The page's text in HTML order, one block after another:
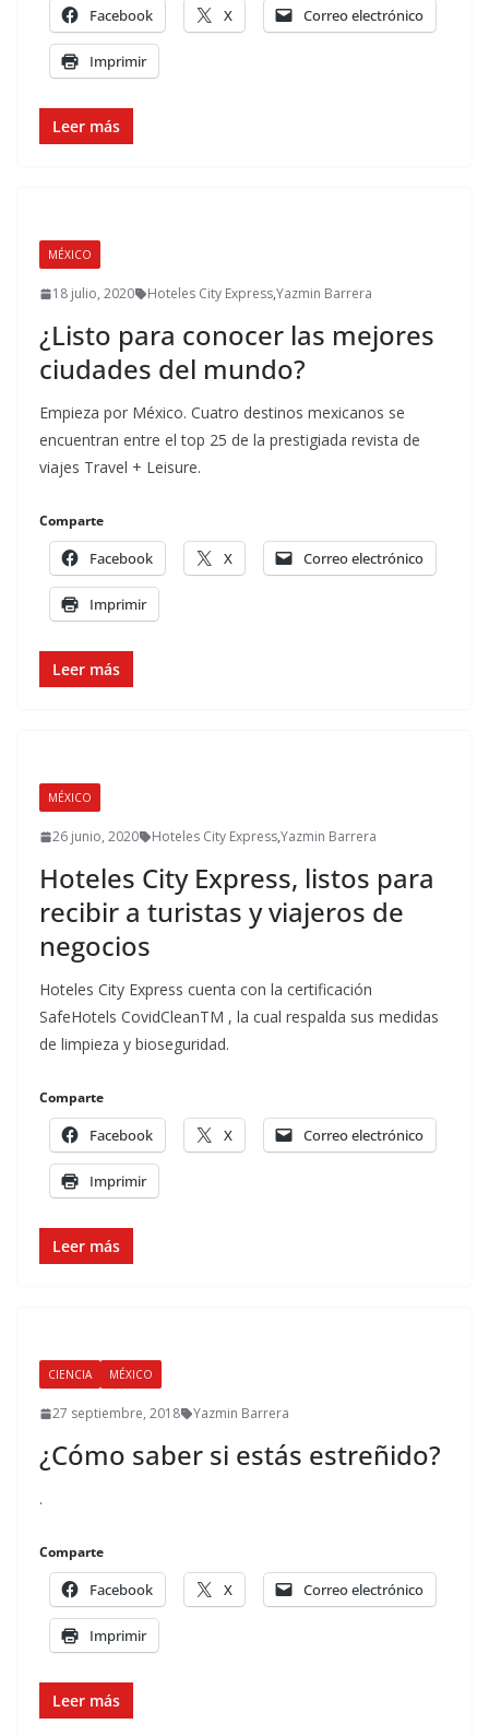
Facebook X Correo electrónico
Imprimir
Leer más
MÉXICO
18 julio, 2020 Hoteles City Express,Yazmin Barrera
¿Listo para conocer las mejores
ciudades del mundo?
Empieza por México. Cuatro destinos mexicanos se
encuentran entre el top 25 de la prestigiada revista de
viajes Travel + Leisure.
Comparte
Facebook X Correo electrónico
Imprimir
Leer más
MÉXICO
26 junio, 2020 Hoteles City Express,Yazmin Barrera
Hoteles City Express, listos para
recibir a turistas y viajeros de
negocios
Hoteles City Express cuenta con la certificación
SafeHotels CovidCleanTM , la cual respalda sus medidas
de limpieza y bioseguridad.
Comparte
Facebook X Correo electrónico
Imprimir
Leer más
CIENCIA MÉXICO
27 septiembre, 2018 Yazmin Barrera
¿Cómo saber si estás estreñido?
.
Comparte
Facebook X Correo electrónico
Imprimir
Leer más